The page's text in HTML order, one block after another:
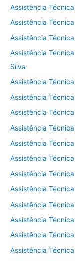
Assistência
Assistência
Assistência
Assistência
Silva
Assistência
Assistência
Assistência
Assistência
Assistência
Assistência
Assistência
Assistência
Assistência
Assistência
Assistência
Assistência